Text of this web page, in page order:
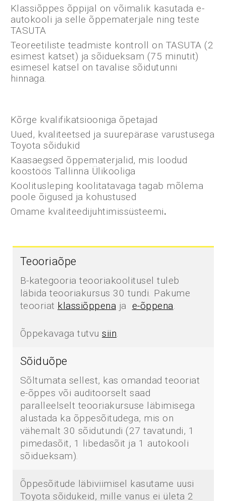
Klassiõppes õppijal on võimalik kasutada e-
autokooli ja selle õppematerjale ning teste
TASUTA
Teoreetiliste teadmiste kontroll on TASUTA (2
esimest katset) ja sõidueksam (75 minutit)
esimesel katsel on tavalise sõidutunni
hinnaga.
Kõrge kvalifikatsiooniga õpetajad
Uued, kvaliteetsed ja suurepärase varustusega
Toyota sõidukid
Kaasaegsed õppematerjalid, mis loodud
koostöös Tallinna Ülikooliga
Koolitusleping koolitatavaga tagab mõlema
poole õigused ja kohustused
Omame kvaliteedijuhtimissüsteemi.
Teooriaõpe
B-kategooria teooriakoolitusel tuleb
läbida teooriakursus 30 tundi. Pakume
teooriat klassiõppena ja e-õppena.
Õppekavaga tutvu siin.
Sõiduõpe
Sõltumata sellest, kas omandad teooriat
e-õppes või auditoorselt saad
paralleelselt teooriakursuse läbimisega
alustada ka õppesõitudega, mis on
vähemalt 30 sõidutundi (27 tavatundi, 1
pimedasõit, 1 libedasõit ja 1 autokooli
sõidueksam).
Õppesõitude läbiviimisel kasutame uusi
Toyota sõidukeid, mille vanus ei ületa 2